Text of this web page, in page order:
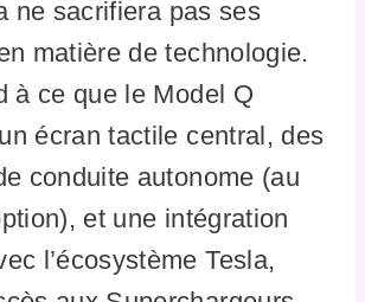
ne sacrifiera pas ses
matière de technologie.
à ce que le Model Q
écran tactile central, des
conduite autonome (au
et une intégration
l’écosystème Tesla,